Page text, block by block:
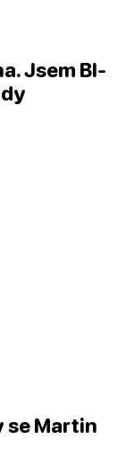
Jsem BI-
se Martin